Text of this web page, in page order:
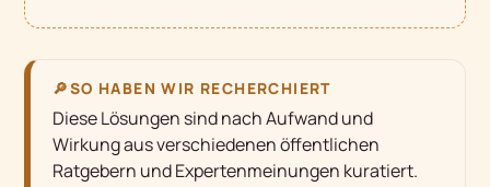
🔎SO HABEN WIR RECHERCHIERT
Diese Lösungen sind nach Aufwand und
Wirkung aus verschiedenen öffentlichen
Ratgebern und Expertenmeinungen kuratiert.